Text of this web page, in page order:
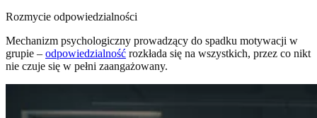
Rozmycie odpowiedzialności
Mechanizm psychologiczny prowadzący do spadku motywacji w
grupie – odpowiedzialność rozkłada się na wszystkich, przez co nikt
nie czuje się w pełni zaangażowany.